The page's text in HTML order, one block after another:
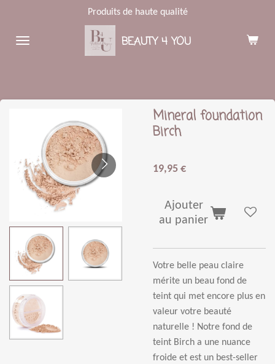
contenu
BEAUTY 4 YOU
Produits de haute qualité
Mineral foundation
Birch
19,95 €
Ajouter
au panier
Votre belle peau claire
mérite un beau fond de
teint qui met encore plus en
valeur votre beauté
naturelle ! Notre fond de
teint Birch a une nuance
froide et est un best-seller